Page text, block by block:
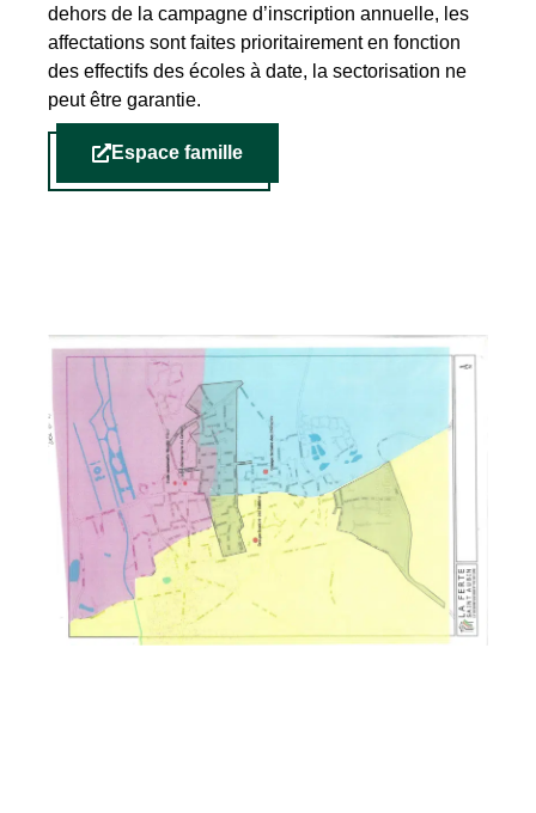
dehors de la campagne d’inscription annuelle, les
affectations sont faites prioritairement en fonction
des effectifs des écoles à date, la sectorisation ne
peut être garantie.
Espace famille